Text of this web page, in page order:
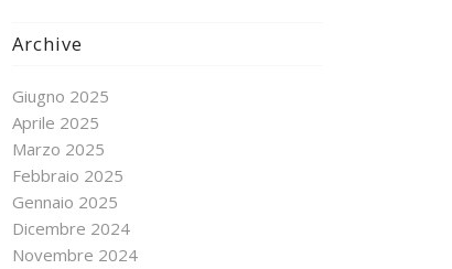
Archive
Giugno 2025
Aprile 2025
Marzo 2025
Febbraio 2025
Gennaio 2025
Dicembre 2024
Novembre 2024